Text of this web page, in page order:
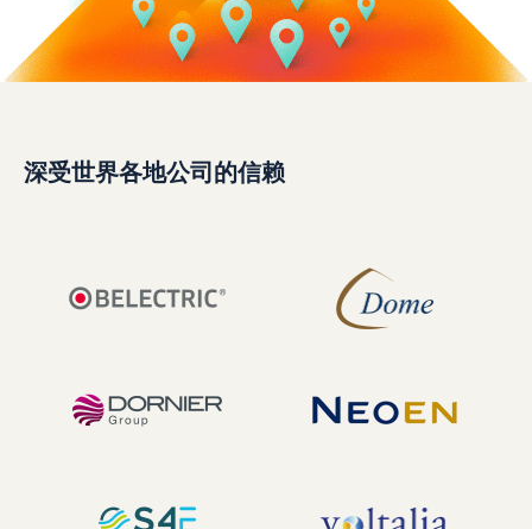
深受世界各地公司的信赖